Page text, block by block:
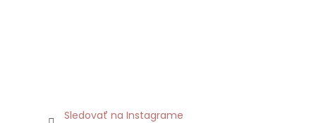
Sledovať na Instagrame